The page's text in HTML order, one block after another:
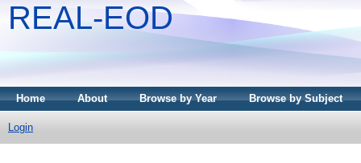
REAL-EOD
Home About Browse by Year Browse by Subject
Login